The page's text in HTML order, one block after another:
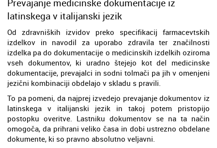
Prevajanje medicinske dokumentacije iz
latinskega v italijanski jezik
Od zdravniških izvidov preko specifikacij farmacevtskih
izdelkov in navodil za uporabo zdravila ter značilnosti
izdelka pa do dokumentacije o medicinskih izdelkih oziroma
vseh dokumentov, ki uradno štejejo kot del medicinske
dokumentacije, prevajalci in sodni tolmači pa jih v omenjeni
jezični kombinaciji obdelajo v skladu s pravili.
To pa pomeni, da najprej izvedejo prevajanje dokumentov iz
latinskega v italijanski jezik in takoj potem pristopijo
postopku overitve. Lastniku dokumentov se na ta način
omogoča, da prihrani veliko časa in dobi ustrezno obdelane
dokumente, ki so pravno absolutno veljavni.